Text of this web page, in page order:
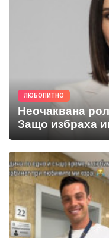
ЛЮБОПИТНО
Неочаквана
Защо избраха